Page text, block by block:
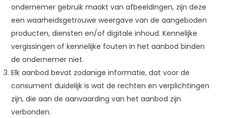
ondernemer gebruik maakt van afbeeldingen, zijn deze
een waarheidsgetrouwe weergave van de aangeboden
producten, diensten en/of digitale inhoud. Kennelijke
vergissingen of kennelijke fouten in het aanbod binden
de ondernemer niet.
Elk aanbod bevat zodanige informatie, dat voor de
consument duidelijk is wat de rechten en verplichtingen
zijn, die aan de aanvaarding van het aanbod zijn
verbonden.